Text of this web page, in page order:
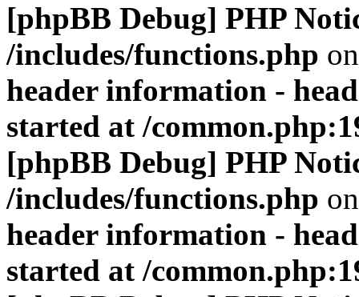
[phpBB Debug] PHP
/includes/functions.php
header information -
started at /
[phpBB Debug] PHP
/includes/functions.php
header information -
started at /